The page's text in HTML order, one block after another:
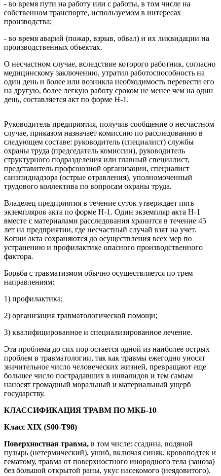
- во время пути на работу или с работы, в том числе на
собственном транспорте, используемом в интересах
производства;
- во время аварий (пожар, взрыв, обвал) и их ликвидации на
производственных объектах.
О несчастном случае, вследствие которого работник, согласно
медицинскому заключению, утратил работоспособность на
один день и более или возникла необходимость перевести его
на другую, более легкую работу сроком не менее чем на один
день, составляется акт по форме Н-1.
Руководитель предприятия, получив сообщение о несчастном
случае, приказом назначает комиссию по расследованию в
следующем составе: руководитель (специалист) службы
охраны труда (председатель комиссии), руководитель
структурного подразделения или главный специалист,
представитель профсоюзной организации, специалист
санэпиднадзора (острые отравления), уполномоченный
трудового коллектива по вопросам охраны труда.
Владелец предприятия в течение суток утверждает пять
экземпляров акта по форме Н-1. Один экземпляр акта Н-1
вместе с материалами расследования хранится в течение 45
лет на предприятии, где несчастный случай взят на учет.
Копии акта сохраняются до осуществления всех мер по
устранению и профилактике опасного производственного
фактора.
Борьба с травматизмом обычно осуществляется по трем
направлениям:
1) профилактика;
2) организация травматологической помощи;
3) квалифицированное и специализированное лечение.
Эта проблема до сих пор остается одной из наиболее острых
проблем в травматологии, так как травмы ежегодно уносят
значительное число человеческих жизней, превращают еще
большее число пострадавших в инвалидов и тем самым
наносят громадный моральный и материальный ущерб
государству.
КЛАССИФИКАЦИЯ ТРАВМ ПО МКБ-10
Класс XIX (S00-T98)
Поверхностная травма, в том числе: ссадина, водяной
пузырь (нетермический), ушиб, включая синяк, кровоподтек и
гематому, травма от поверхностного инородного тела (заноза)
без большой открытой раны, укус насекомого (неядовитого).